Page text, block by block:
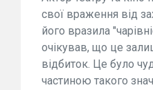
свої враження від
його вразила
очікував, що це
відбиток. Це було
частиною такого